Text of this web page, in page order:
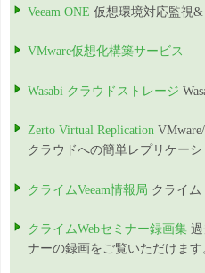
Veeam ONE 仮想環境対応監視
VMware仮想化構築サービス
Wasabi クラウドストレージ
Zerto Virtual Replication
クラウドへの簡単レプリケー
クライムVeeam情報局 クライム
クライムWebセミナー録画集
ナーの録画をご覧いただけます